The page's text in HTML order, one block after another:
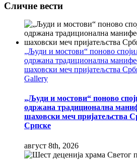
Сличне вести
„Људи и мостови“ поново
одржана традиционална
шаховски меч пријатељства
Gallery
„Људи и мостови“ поново
одржана традиционална
шаховски меч пријатељства
Српске
август 8th, 2026